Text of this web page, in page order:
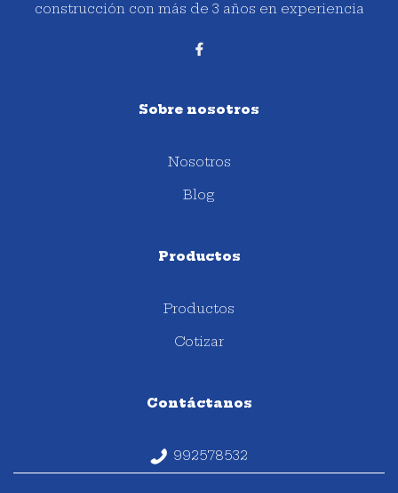
construcción con más de 3 años en experiencia
Sobre nosotros
Nosotros
Blog
Productos
Productos
Cotizar
Contáctanos
992578532